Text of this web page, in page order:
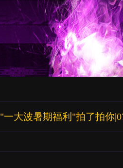
"一大波暑期福利"拍了拍你